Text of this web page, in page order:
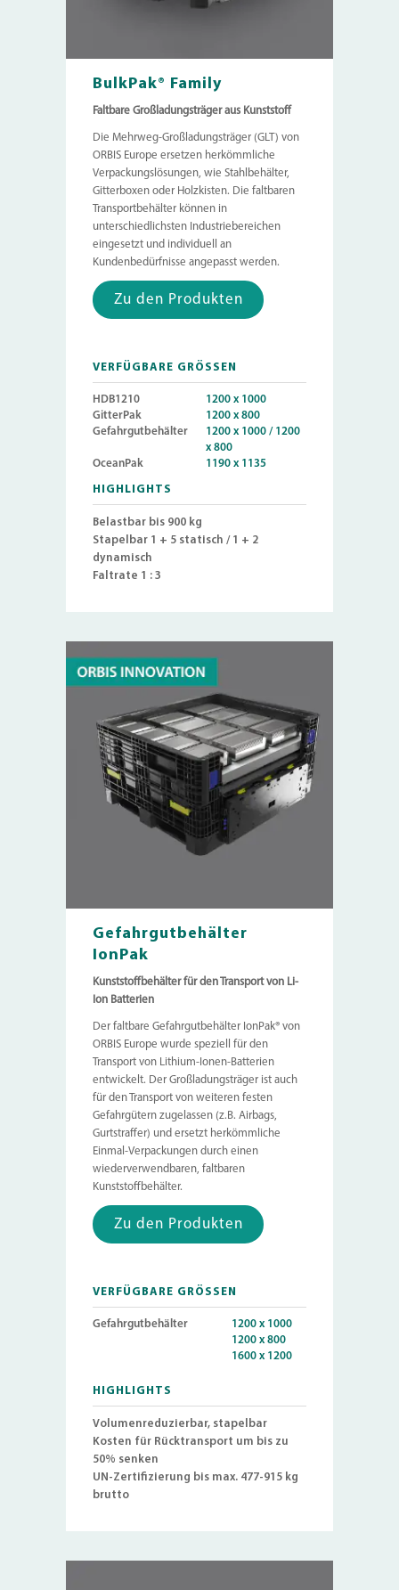
BulkPak® Family
Faltbare Großladungsträger aus Kunststoff
Die Mehrweg-Großladungsträger (GLT) von
ORBIS Europe ersetzen herkömmliche
Verpackungslösungen, wie Stahlbehälter,
Gitterboxen oder Holzkisten. Die faltbaren
Transportbehälter können in
unterschiedlichsten Industriebereichen
eingesetzt und individuell an
Kundenbedürfnisse angepasst werden.
Zu den Produkten
VERFÜGBARE GRÖSSEN
HDB1210
1200 x 1000
GitterPak
1200 x 800
Gefahrgutbehälter
1200 x 1000 / 1200
x 800
OceanPak
1190 x 1135
HIGHLIGHTS
Belastbar bis 900 kg
Stapelbar 1 + 5 statisch / 1 + 2
dynamisch
Faltrate 1 : 3
Gefahrgutbehälter
IonPak
Kunststoffbehälter für den Transport von Li-
Ion Batterien
Der faltbare Gefahrgutbehälter IonPak® von
ORBIS Europe wurde speziell für den
Transport von Lithium-Ionen-Batterien
entwickelt. Der Großladungsträger ist auch
für den Transport von weiteren festen
Gefahrgütern zugelassen (z.B. Airbags,
Gurtstraffer) und ersetzt herkömmliche
Einmal-Verpackungen durch einen
wiederverwendbaren, faltbaren
Kunststoffbehälter.
Zu den Produkten
VERFÜGBARE GRÖSSEN
Gefahrgutbehälter
1200 x 1000
1200 x 800
1600 x 1200
HIGHLIGHTS
Volumenreduzierbar, stapelbar
Kosten für Rücktransport um bis zu
50% senken
UN-Zertifizierung bis max. 477-915 kg
brutto